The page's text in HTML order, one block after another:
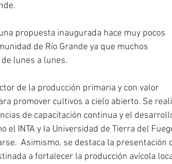
propuesta inaugurada hace muy pocos
de Río Grande ya que muchos
lunes a lunes.
de la producción primaria y con valor
promover cultivos a cielo abierto. Se
de capacitación continua y el
INTA y la Universidad de Tierra del
Asimismo, se destaca la presentación
a fortalecer la producción avícola